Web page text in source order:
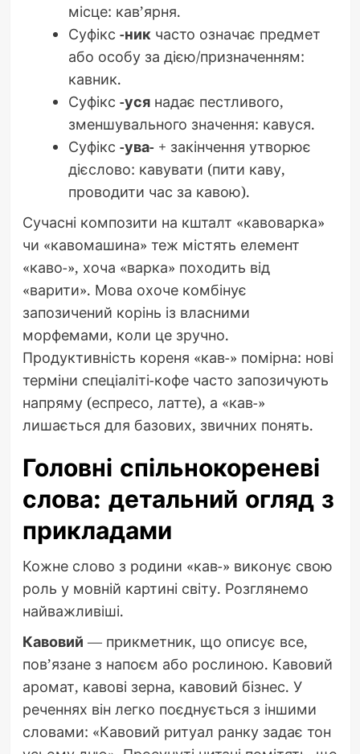
місце: кав’ярня.
Суфікс -никчасто означає предмет
або особу за дією/призначенням:
кавник.
Суфікс -усянадає пестливого,
зменшувального значення: кавуся.
Суфікс -ува-+ закінчення утворює
дієслово: кавувати (пити каву,
проводити час за кавою).
Сучасні композити на кшталт «кавоварка»
чи «кавомашина» теж містять елемент
«каво-», хоча «варка» походить від
«варити». Мова охоче комбінує
запозичений корінь із власними
морфемами, коли це зручно.
Продуктивність кореня «кав-» помірна: нові
терміни спеціаліті-кофе часто запозичують
напряму (еспресо, латте), а «кав-»
лишається для базових, звичних понять.
Головні спільнокореневі
слова: детальний огляд з
прикладами
Кожне слово з родини «кав-» виконує свою
роль у мовній картині світу. Розглянемо
найважливіші.
Кавовий — прикметник, що описує все,
пов’язане з напоєм або рослиною. Кавовий
аромат, кавові зерна, кавовий бізнес. У
реченнях він легко поєднується з іншими
словами: «Кавовий ритуал ранку задає тон